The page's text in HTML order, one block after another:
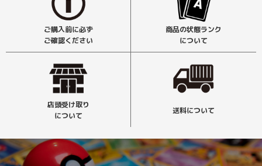
ご購入前に必ず
ご確認ください
商品の状態ランク
について
店頭受け取り
について
送料について